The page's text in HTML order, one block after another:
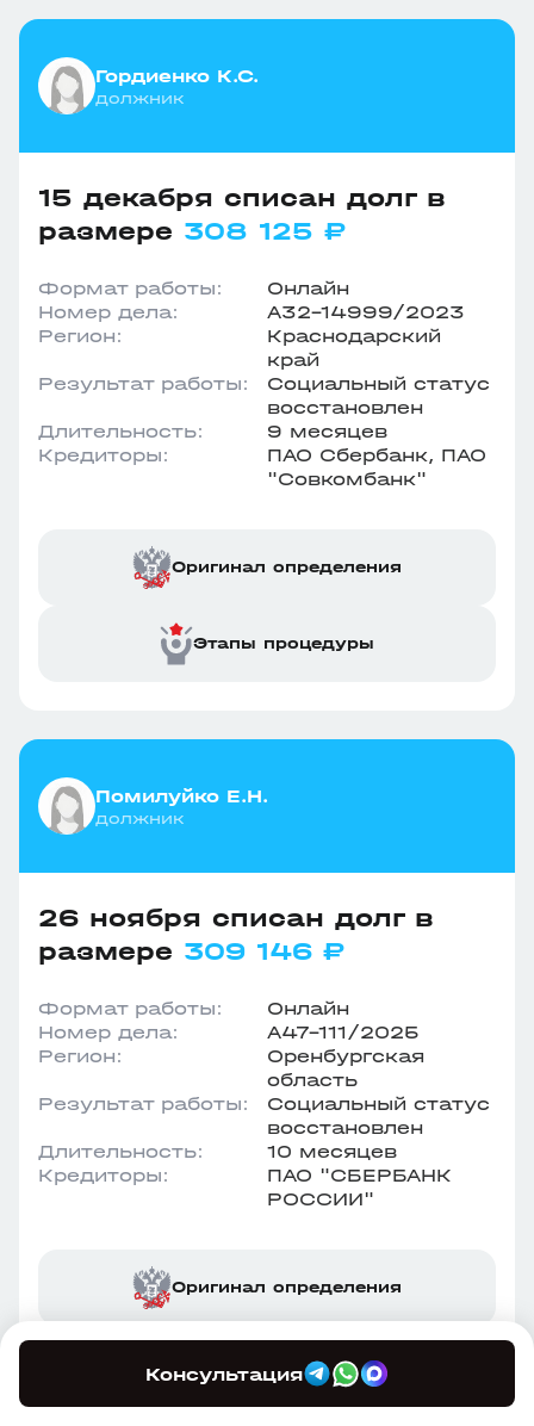
Гордиенко К.С.
должник
15 декабря списан долг в
размере 308 125 ₽
Формат работы:
Онлайн
Номер дела:
А32-14999/2023
Регион:
Краснодарский
край
Результат работы:
Социальный статус
восстановлен
Длительность:
9 месяцев
Кредиторы:
ПАО Сбербанк, ПАО
"Совкомбанк"
Оригинал определения
Этапы процедуры
Помилуйко Е.Н.
должник
26 ноября списан долг в
размере 309 146 ₽
Формат работы:
Онлайн
Номер дела:
А47-111/2025
Регион:
Оренбургская
область
Результат работы:
Социальный статус
восстановлен
Длительность:
10 месяцев
Кредиторы:
ПАО "СБЕРБАНК
РОССИИ"
Оригинал определения
Этапы процедуры
Консультация